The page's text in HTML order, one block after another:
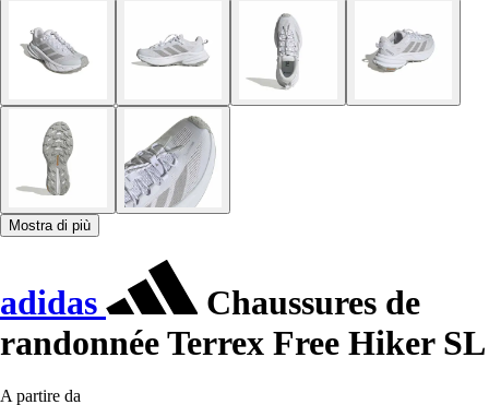
Mostra di più
adidas
Chaussures de
randonnée Terrex Free Hiker SL
A partire da